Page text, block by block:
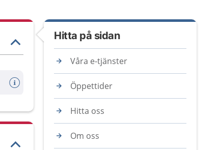
Hitta på sidan
Våra e-tjänster
Öppettider
Hitta oss
Om oss